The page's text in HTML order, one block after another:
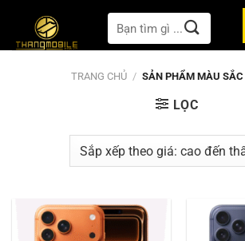
nội
Tìm
kiếm:
TRANG CHỦ / SẢN PHẨM MÀU SẮC
LỌC